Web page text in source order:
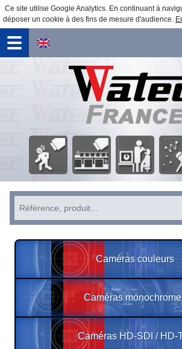
Ce site utilise Google Analytics. En continuant à
déposer un cookie à des fins de mesure d'audience.
Automatisme
Caméras couleurs
Caméras
Caméras HD-SDI / HD-